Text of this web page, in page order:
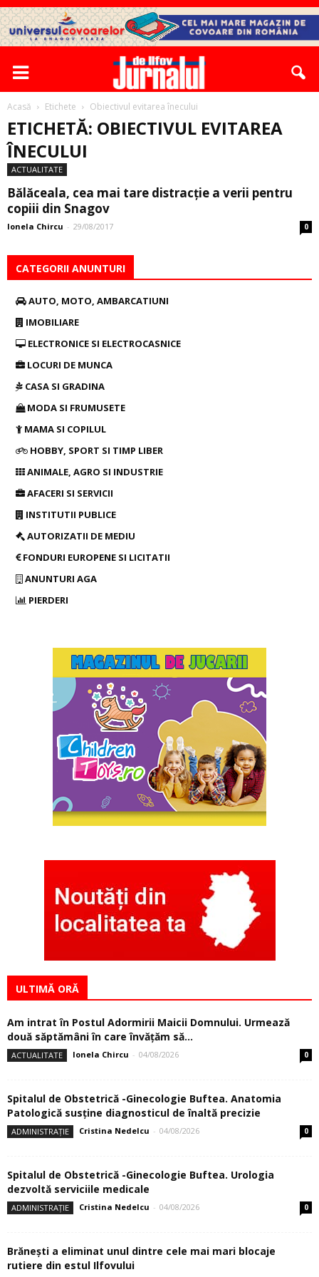
Acasă Etichete Obiectivul evitarea înecului
ETICHETĂ: OBIECTIVUL EVITAREA
ÎNECULUI
ACTUALITATE
Bălăceala, cea mai tare distracție a verii pentru
copiii din Snagov
Ionela Chircu - 29/08/2017 0
CATEGORII ANUNTURI
AUTO, MOTO, AMBARCATIUNI
IMOBILIARE
ELECTRONICE SI ELECTROCASNICE
LOCURI DE MUNCA
CASA SI GRADINA
MODA SI FRUMUSETE
MAMA SI COPILUL
HOBBY, SPORT SI TIMP LIBER
ANIMALE, AGRO SI INDUSTRIE
AFACERI SI SERVICII
INSTITUTII PUBLICE
AUTORIZATII DE MEDIU
FONDURI EUROPENE SI LICITATII
ANUNTURI AGA
PIERDERI
ULTIMĂ ORĂ
Am intrat în Postul Adormirii Maicii Domnului. Urmează
două săptămâni în care învăţăm să...
ACTUALITATE Ionela Chircu - 04/08/2026 0
Spitalul de Obstetrică -Ginecologie Buftea. Anatomia
Patologică susţine diagnosticul de înaltă precizie
ADMINISTRAȚIE Cristina Nedelcu - 04/08/2026 0
Spitalul de Obstetrică -Ginecologie Buftea. Urologia
dezvoltă serviciile medicale
ADMINISTRAȚIE Cristina Nedelcu - 04/08/2026 0
Brănești a eliminat unul dintre cele mai mari blocaje
rutiere din estul Ilfovului